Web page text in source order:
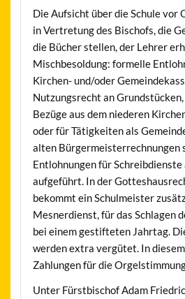
Die Aufsicht über die Schule
in Vertretung des Bischofs, die
die Bücher stellen, der Lehrer
Mischbesoldung: formelle
Kirchen- und/oder
Nutzungsrecht an
Bezüge aus dem niederen
oder für Tätigkeiten als
alten Bürgermeisterrechnungen
Entlohnungen für Schreibdienste
aufgeführt. In der
bekommt ein Schulmeister
Mesnerdienst, für das Schlagen
bei einem gestifteten Jahrtag.
werden extra vergütet. In
Zahlungen für die
Unter Fürstbischof Adam